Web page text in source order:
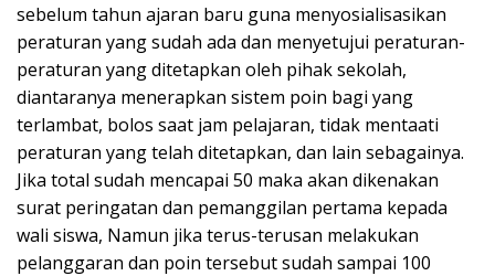
sebelum tahun ajaran baru guna menyosialisasikan
peraturan yang sudah ada dan menyetujui peraturan-
peraturan yang ditetapkan oleh pihak sekolah,
diantaranya menerapkan sistem poin bagi yang
terlambat, bolos saat jam pelajaran, tidak mentaati
peraturan yang telah ditetapkan, dan lain sebagainya.
Jika total sudah mencapai 50 maka akan dikenakan
surat peringatan dan pemanggilan pertama kepada
wali siswa, Namun jika terus-terusan melakukan
pelanggaran dan poin tersebut sudah sampai 100